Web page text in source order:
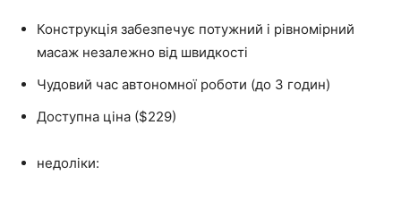
Конструкція забезпечує потужний і рівномірний
масаж незалежно від швидкості
Чудовий час автономної роботи (до 3 годин)
Доступна ціна ($229)
недоліки: